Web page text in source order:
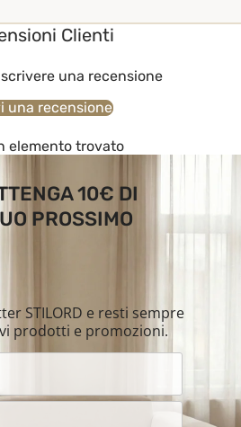
Clienti
una recensione
una recensione
elemento trovato
10€ DI
PROSSIMO
STILORD e resti sempre
prodotti e promozioni.